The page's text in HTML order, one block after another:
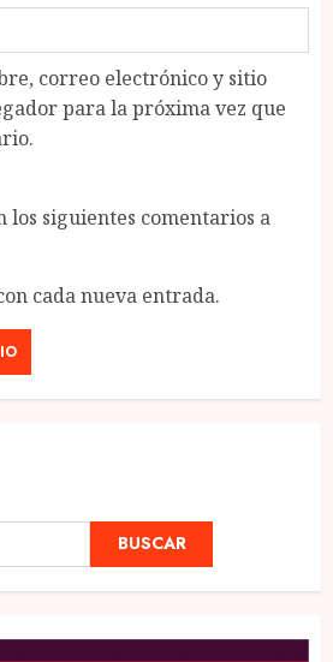
correo electrónico y sitio
para la próxima vez que
los siguientes comentarios a
cada nueva entrada.
BUSCAR